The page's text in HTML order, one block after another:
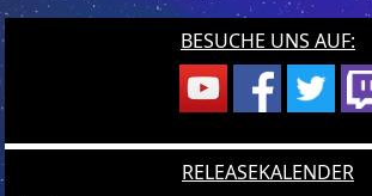
BESUCHE UNS AUF:
RELEASEKALENDER